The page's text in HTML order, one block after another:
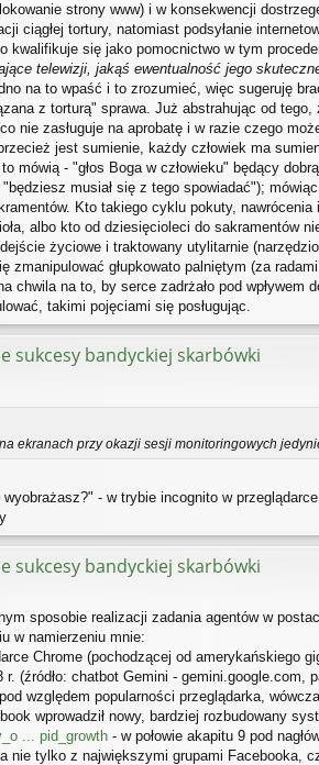
strony www) i w konsekwencji
ciągłej tortury, natomiast podsyłanie
kwalifikuje się jako pomocnictwo w tym
telewizji, jakąś ewentualność jego
na to wpaść i to zrozumieć, więc sugeruję
z torturą" sprawa. Już abstrahując od
nie zasługuje na aprobatę i w razie czego
jest sumienie, każdy człowiek ma
mówią - "głos Boga w człowieku" będący
musiał się z tego spowiadać");
Kto takiego cyklu pokuty,
albo kto od dziesięcioleci do sakramentów
życiowe i traktowany utylitarnie
zmanipulować głupkowato palniętym (za
chwila na to, by serce zadrżało pod
takimi pojęciami się posługując.
sukcesy bandyckiej skarbówki
ekranach przy okazji sesji monitoringowych
- w trybie incognito w
sukcesy bandyckiej skarbówki
sposobie realizacji zadania agentów w
w namierzeniu mnie:
Chrome (pochodzącej od amerykańskiego
(źródło: chatbot Gemini - gemini.google.com,
względem popularności przeglądarka,
wprowadził nowy, bardziej rozbudowany
... pid_growth - w połowie akapitu 9 pod
nie tylko z największymi grupami